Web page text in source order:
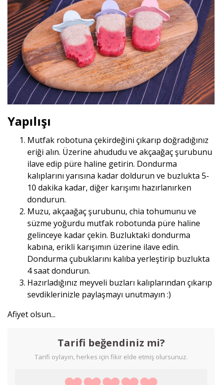
Yapılışı
Mutfak robotuna çekirdeğini çıkarıp doğradığınız
eriği alın. Üzerine ahududu ve akçaağaç şurubunu
ilave edip püre haline getirin. Dondurma
kalıplarını yarısına kadar doldurun ve buzlukta 5-
10 dakika kadar, diğer karışımı hazırlanırken
dondurun.
Muzu, akçaağaç şurubunu, chia tohumunu ve
süzme yoğurdu mutfak robotunda püre haline
gelinceye kadar çekin. Buzluktaki dondurma
kabına, erikli karışımın üzerine ilave edin.
Dondurma çubuklarını kalıba yerleştirip buzlukta
4 saat dondurun.
Hazırladığınız meyveli buzları kalıplarından çıkarıp
sevdiklerinizle paylaşmayı unutmayın :)
Afiyet olsun...
Tarifi beğendiniz mi?
Tarifi oylayın, herkes için fikir elde etmiş olursunuz.